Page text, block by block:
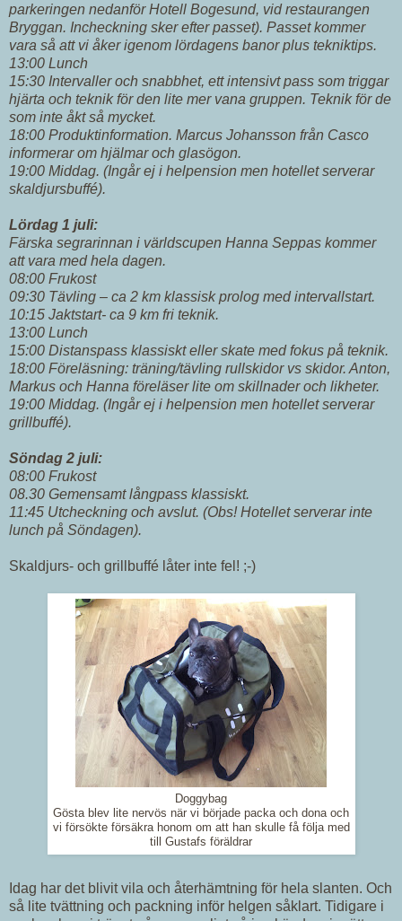
parkeringen nedanför Hotell Bogesund, vid restaurangen
Bryggan. Incheckning sker efter passet). Passet kommer
vara så att vi åker igenom lördagens banor plus tekniktips.
13:00 Lunch
15:30 Intervaller och snabbhet, ett intensivt pass som triggar
hjärta och teknik för den lite mer vana gruppen. Teknik för de
som inte åkt så mycket.
18:00 Produktinformation. Marcus Johansson från Casco
informerar om hjälmar och glasögon.
19:00 Middag. (Ingår ej i helpension men hotellet serverar
skaldjursbuffé).
Lördag 1 juli:
Färska segrarinnan i världscupen Hanna Seppas kommer
att vara med hela dagen.
08:00 Frukost
09:30 Tävling – ca 2 km klassisk prolog med intervallstart.
10:15 Jaktstart- ca 9 km fri teknik.
13:00 Lunch
15:00 Distanspass klassiskt eller skate med fokus på teknik.
18:00 Föreläsning: träning/tävling rullskidor vs skidor. Anton,
Markus och Hanna föreläser lite om skillnader och likheter.
19:00 Middag. (Ingår ej i helpension men hotellet serverar
grillbuffé).
Söndag 2 juli:
08:00 Frukost
08.30 Gemensamt långpass klassiskt.
11:45 Utcheckning och avslut. (Obs! Hotellet serverar inte
lunch på Söndagen).
Skaldjurs- och grillbuffé låter inte fel! ;-)
Doggybag
Gösta blev lite nervös när vi började packa och dona och
vi försökte försäkra honom om att han skulle få följa med
till Gustafs föräldrar
Idag har det blivit vila och återhämtning för hela slanten. Och
så lite tvättning och packning inför helgen såklart. Tidigare i